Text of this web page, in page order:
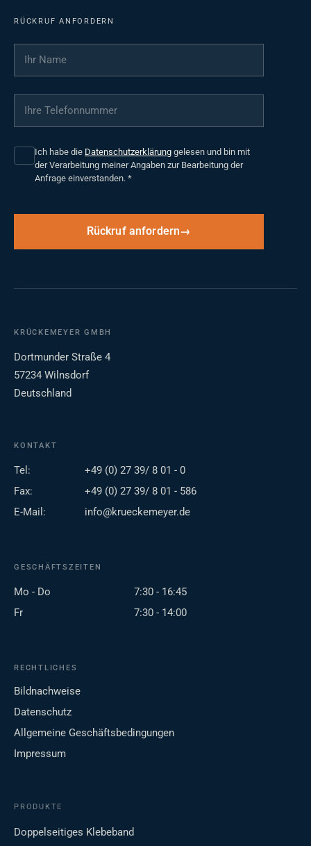
RÜCKRUF ANFORDERN
Ihr Name
Ihre Telefonnummer
Ich habe die Datenschutzerklärung gelesen und bin mit
der Verarbeitung meiner Angaben zur Bearbeitung der
Anfrage einverstanden. *
Rückruf anfordern
KRÜCKEMEYER GMBH
Dortmunder Straße 4
57234 Wilnsdorf
Deutschland
KONTAKT
Tel:
+49 (0) 27 39/ 8 01 - 0
Fax:
+49 (0) 27 39/ 8 01 - 586
E-Mail:
info@krueckemeyer.de
GESCHÄFTSZEITEN
Mo - Do
7:30 - 16:45
Fr
7:30 - 14:00
RECHTLICHES
Bildnachweise
Datenschutz
Allgemeine Geschäftsbedingungen
Impressum
PRODUKTE
Doppelseitiges Klebeband